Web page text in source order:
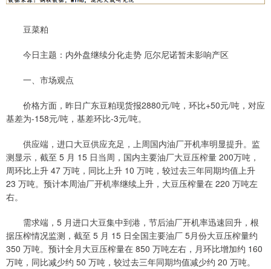
豆菜粕
今日主题：内外盘继续分化走势 厄尔尼诺暂未影响产区
一、市场观点
价格方面，昨日广东豆粕现货报2880元/吨，环比+50元/吨，对应
基差为-158元/吨，基差环比-3元/吨。
供应端，进口大豆供应充足，上周国内油厂开机率明显提升。监
测显示，截至 5 月 15 日当周，国内主要油厂大豆压榨量 200万吨，
周环比上升 47 万吨，同比上升 10 万吨，较过去三年同期均值上升
23 万吨。预计本周油厂开机率继续上升，大豆压榨量在 220 万吨左
右。
需求端，5 月进口大豆集中到港，节后油厂开机率迅速回升，根
据压榨情况监测，截至 5 月 15 日全国主要油厂 5月份大豆压榨量约
350 万吨。预计全月大豆压榨量在 850 万吨左右，月环比增加约 160
万吨，同比减少约 50 万吨，较过去三年同期均值减少约 20 万吨。